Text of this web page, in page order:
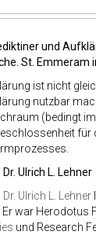
und
St. Emmeram
ist nicht
nutzbar
(bedingt
für
Dr. Ulrich L. Lehner
Ulrich L. Lehner
Er war Herodotus
und Research